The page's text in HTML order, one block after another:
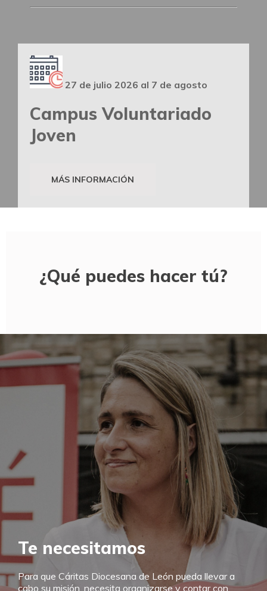
27 de julio 2026 al 7 de agosto
Campus Voluntariado
Joven
MÁS INFORMACIÓN
¿Qué puedes hacer tú?
Te necesitamos
Para que Cáritas Diocesana de León pueda llevar a
cabo su misión, necesita organizarse y contar con